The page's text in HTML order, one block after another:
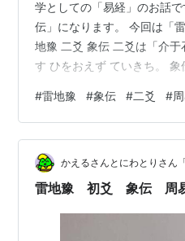
学としての「易経」のお話
伝」になります。 今回は「
地豫 二爻 象伝 二爻は「介
す ひをおえず ていきち。
ちゅうせいをもってなり。
「陰位」に「陰」で位正し
持っているので、必要であ
る、と言っています。 なる
「雷地豫 二爻」変爻すると
#雷地豫 #象伝 #二爻 #
かえるさんとにわとりさん
雷地豫 初爻 象伝 周